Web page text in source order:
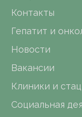
Контакты
Гепатит и
Новости
Вакансии
Клиники и
Социальная